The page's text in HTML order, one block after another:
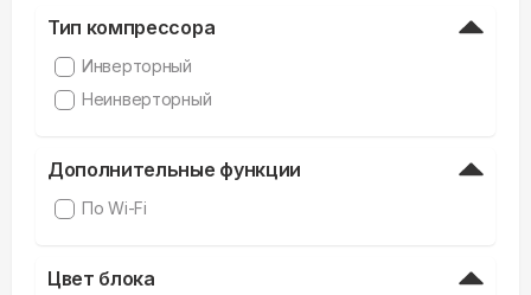
Тип компрессора
Инверторный
Неинверторный
Дополнительные функции
По Wi-Fi
Цвет блока